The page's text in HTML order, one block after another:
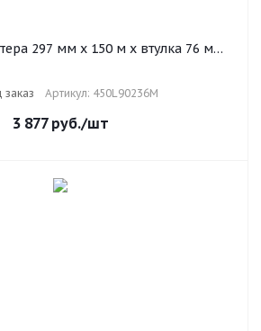
297 мм х 150 м х втулка 76 мм,
XEROX 450L90236M
заказ Артикул: 450L90236M
3 877руб./шт